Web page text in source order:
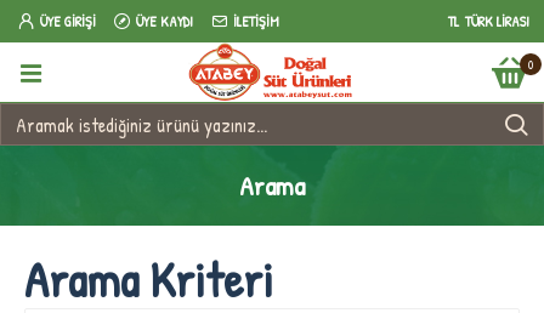
ÜYE GIRIŞI ÜYE KAYDI İLETIŞIM TL TÜRK LIRASI
0
Arama
Arama Kriteri